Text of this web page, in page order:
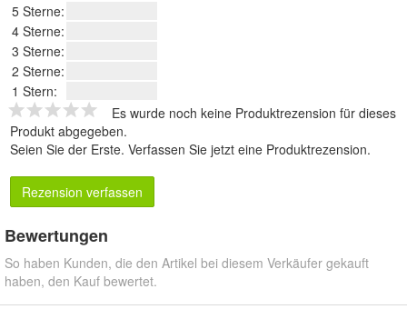
5 Sterne:
4 Sterne:
3 Sterne:
2 Sterne:
1 Stern:
Es wurde noch keine Produktrezension für dieses
Produkt abgegeben.
Seien Sie der Erste. Verfassen Sie jetzt eine Produktrezension.
Rezension verfassen
Bewertungen
So haben Kunden, die den Artikel bei diesem Verkäufer gekauft
haben, den Kauf bewertet.